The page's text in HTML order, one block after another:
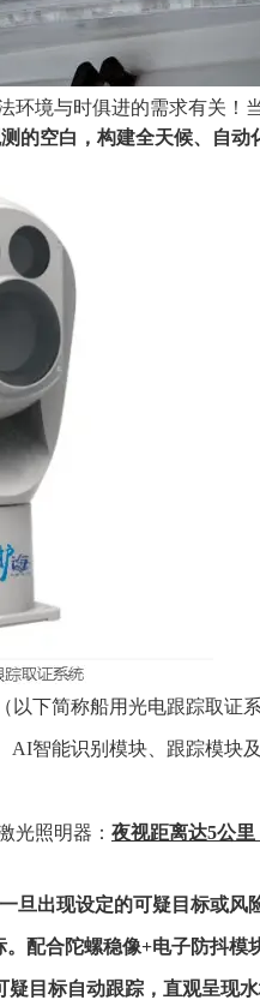
环境与时俱进的需求有关！
的空白，构建全天候、自动
以下简称船用光电跟踪取证
AI智能识别模块、跟踪模块
光照明器 ： 夜视距离达5公里
旦出现设定的可疑目标或风
。配合陀螺稳像+电子防抖模
疑目标自动跟踪，直观呈现水